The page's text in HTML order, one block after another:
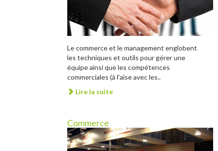
Le commerce et le management englobent
les techniques et outils pour gérer une
équipe ainsi que les compétences
commerciales (à l'aise avec les..
Lire la suite
Commerce